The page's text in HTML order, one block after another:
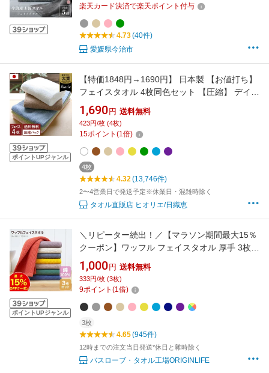
スタオル おしゃれ 今治タオルフェイスタオル
セット 国産 今治フェイスタオルギフト
楽天カード決済で楽天ポイント付与
4.73(40件)
愛媛県今治市
ポイントUPジャンル
【特価1848円→1690円】 日本製 【お値打ち】
フェイスタオル 4枚同色セット 【圧縮】 デイリ
ータオル 楽天1位 / 約34×85cm タオル 吸水 速
乾 セット まとめ買い 福袋 SALE バーゲン 送料
無料
1,690 円 送料無料
423円/枚 (4枚)
15ポイント (1倍)
4枚
4.32(13,746件)
2〜4営業日で発送予定※休業日・混雑時除く
タオル直販店 ヒオリエ/日織恵
ポイントUPジャンル
＼リピーター続出！／【マラソン期間最大15％
クーポン】ワッフル フェイスタオル 厚手 3枚セ
ット 綿100% 吸水力抜群 肌り最高 日本設計 フ
ェイスタオル 業務用 まとめ買い ギフト デイリ
ータオル 洗顔タオル 蛍光染料不使用 圧縮包装
1,000 円 送料無料
333円/枚 (3枚)
9ポイント (1倍)
3枚
4.65(945件)
12時までの注文当日発送*休日と雜時除く
バスローブ・タオル工場ORIGINLIFE